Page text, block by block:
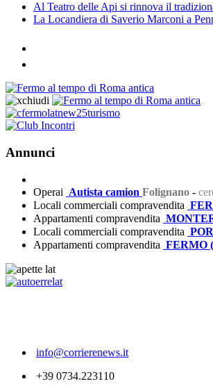
Al Teatro delle Api si rinnova il
La Locandiera di Saverio Marconi a
Annunci
Operai Autista camion Folignano -
Locali commerciali compravendita
Appartamenti compravendita
Locali commerciali compravendita
Appartamenti compravendita FERMO
info@corrierenews.it
+39 0734.223110